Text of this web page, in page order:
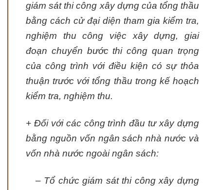
giám sát thi công xây dựng của tổng thầu
bằng cách cử đại diện tham gia kiểm tra,
nghiệm thu công việc xây dựng, giai
đoạn chuyển bước thi công quan trọng
của công trình với điều kiện có sự thỏa
thuận trước với tổng thầu trong kế hoạch
kiểm tra, nghiệm thu.
+ Đối với các công trình đầu tư xây dựng
bằng nguồn vốn ngân sách nhà nước và
vốn nhà nước ngoài ngân sách:
– Tổ chức giám sát thi công xây dựng